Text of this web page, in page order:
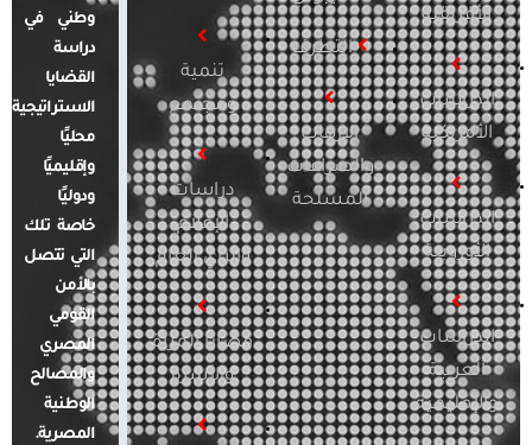
الأفريقية
الدراسات
الأمريكية
الدراسات
الأوروبية
الدراسات
العربية
والإقليمية
التطرف
الإرهاب
والصراعات
المسلحة
تنمية
ومجتمع
دراسات
الإعلام
والرأي العام
قضايا المرأة
والأسرة
وطني في
دراسة
القضايا
الاستراتيجية
محليًا
وإقليميًا
ودوليًا
خاصة تلك
التي تتصل
بالأمن
القومي
المصري
والمصالح
الوطنية
المصرية.